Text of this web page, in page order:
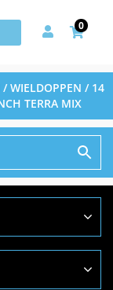
0
/WIELDOPPEN / 14
TERRA MIX